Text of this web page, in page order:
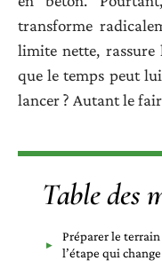
transforme
limite nette, rassure
que le temps peut
lancer ? Autant le
Table des
Préparer le
l’étape qui